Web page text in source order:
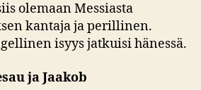
olemaan Messiasta
kantaja ja perillinen.
isyys jatkuisi hänessä.
ja Jaakob